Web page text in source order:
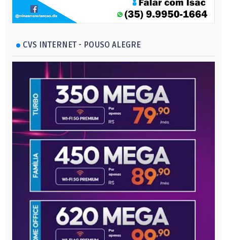
CVS INTERNET - POUSO ALEGRE